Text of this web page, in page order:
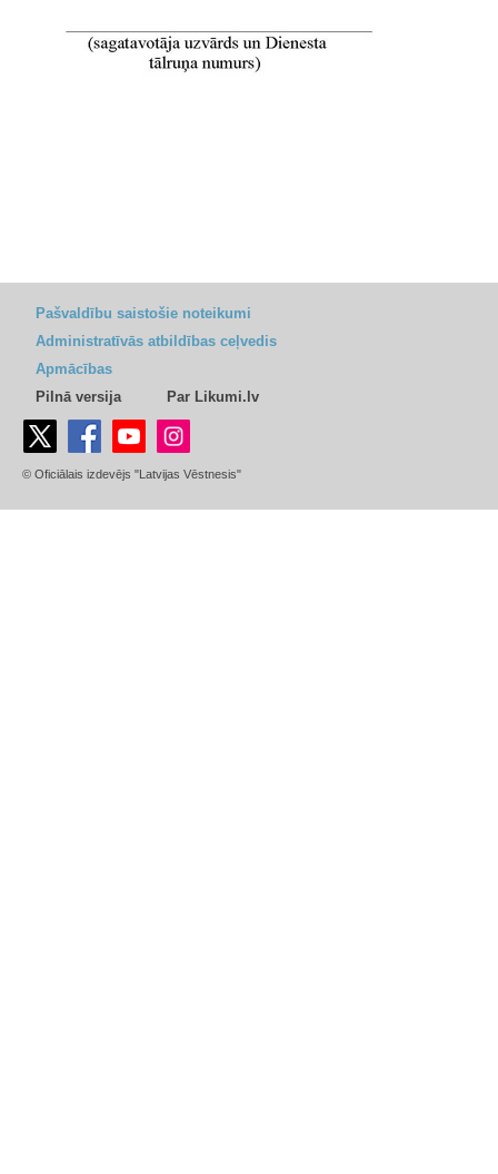
Pašvaldību saistošie noteikumi
Administratīvās atbildības ceļvedis
Apmācības
Pilnā versija
Par Likumi.lv
© Oficiālais izdevējs "Latvijas Vēstnesis"